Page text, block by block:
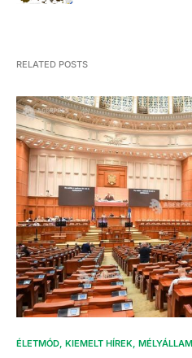
RELATED POSTS
ÉLETMÓD KIEMELT HÍREK MÉLYÁLLAM